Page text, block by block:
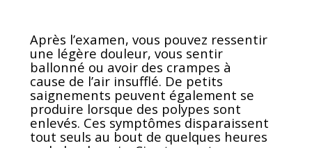
Après l’examen, vous pouvez ressentir
une légère douleur, vous sentir
ballonné ou avoir des crampes à
cause de l’air insufflé. De petits
saignements peuvent également se
produire lorsque des polypes sont
enlevés. Ces symptômes disparaissent
tout seuls au bout de quelques heures